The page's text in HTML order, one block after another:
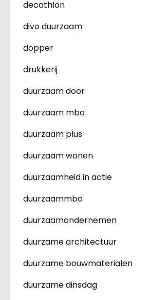
decathlon
divo duurzaam
dopper
drukkerij
duurzaam door
duurzaam mbo
duurzaam plus
duurzaam wonen
duurzaamheid in actie
duurzaammbo
duurzaamondernemen
duurzame architectuur
duurzame bouwmaterialen
duurzame dinsdag